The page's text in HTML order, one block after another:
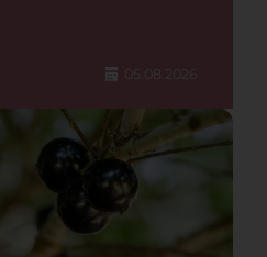
05.08.2026